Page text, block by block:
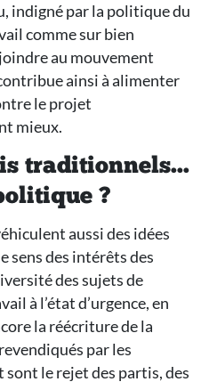
indigné par la politique du
comme sur bien
au mouvement
ainsi à alimenter
le projet
mieux.
traditionnels...
?
aussi des idées
sens des intérêts des
des sujets de
à l’état d’urgence, en
la réécriture de la
par les
le rejet des partis, des